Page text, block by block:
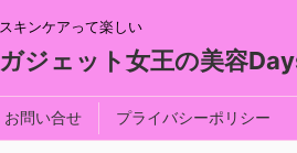
スキンケアって楽しい
ガジェット女王の美容
お問い合せ プライバシーポリシー